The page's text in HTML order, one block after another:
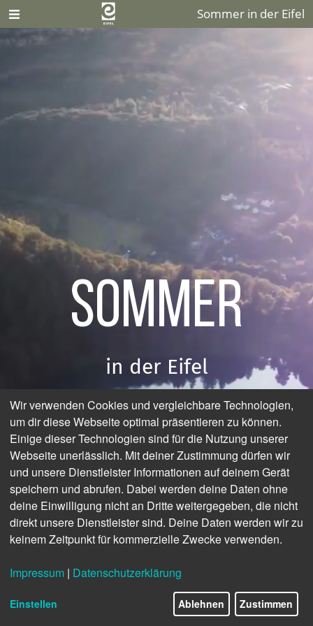
Sommer in der Eifel
Sommer
in der Eifel
Eifel eMag - Das digitale Urlaubsmagazin
Wir verwenden Cookies und vergleichbare Technologien,
um dir diese Webseite optimal präsentieren zu können.
Einige dieser Technologien sind für die Nutzung unserer
Webseite unerlässlich. Mit deiner Zustimmung dürfen wir
und unsere Dienstleister Informationen auf deinem Gerät
speichern und abrufen. Dabei werden deine Daten ohne
deine Einwilligung nicht an Dritte weitergegeben, die nicht
direkt unsere Dienstleister sind. Deine Daten werden wir zu
keinem Zeitpunkt für kommerzielle Zwecke verwenden.
Impressum | Datenschutzerklärung
Einstellen Ablehnen Zustimmen